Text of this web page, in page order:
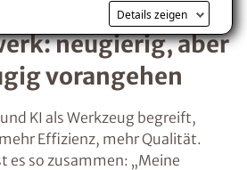
Details zeigen
neugierig, aber
vorangehen
KI als Werkzeug begreift,
Effizienz, mehr Qualität.
es so zusammen: „Meine